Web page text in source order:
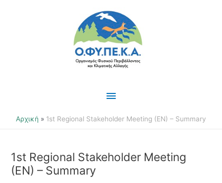
Κύριο
Μενού
Αρχική 1st Regional Stakeholder Meeting (EN) – Summary
1st Regional Stakeholder Meeting
(EN) – Summary